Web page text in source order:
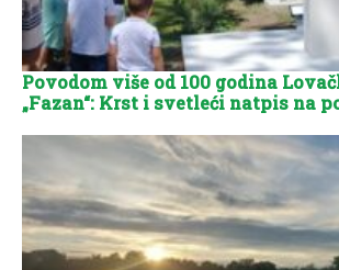
Povodom više od 100 godina
„Fazan“: Krst i svetleći natpis na